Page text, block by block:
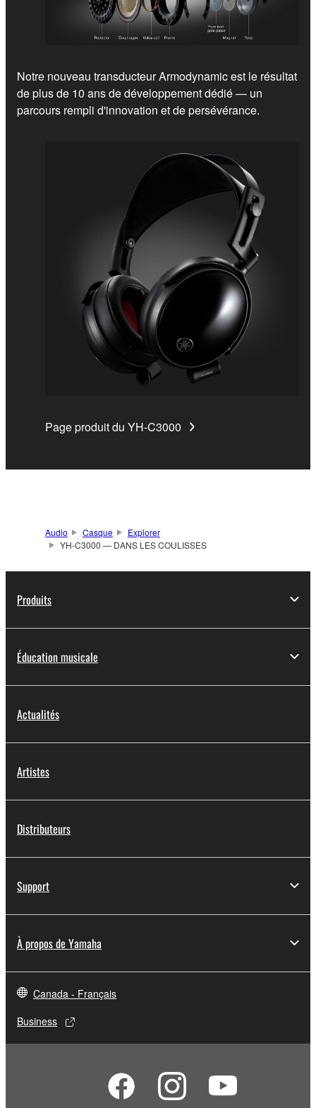
Notre nouveau transducteur Armodynamic est le résultat
de plus de 10 ans de développement dédié — un
parcours rempli d'innovation et de persévérance.
Page produit du YH-C3000
Audio Casque
Explorer
YH‑C3000 — DANS LES COULISSES
Produits
Éducation musicale
Actualités
Artistes
Distributeurs
Support
À propos de Yamaha
Canada - Français
Business